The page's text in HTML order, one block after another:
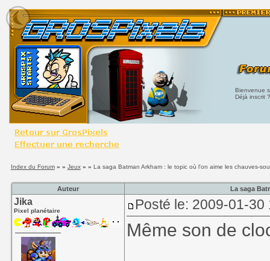
Bienvenue
Déjà inscrit
Index du Forum» » Jeux» » La saga Batman Arkham : le topic où l'on aime les chauves-
Auteur La saga
Jika
Pixel planétaire Posté le: 2009-01-30
Même son de